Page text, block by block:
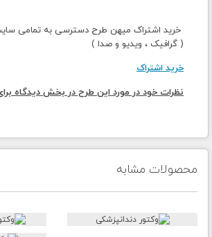
خرید اشتراک میهن طرح دسترسی به تمامی
( گرافیک ، ویدیو و صدا )
خرید اشتراک
نظرات خود در مورد این طرح در بخش دیدگاه
محصولات مشابه